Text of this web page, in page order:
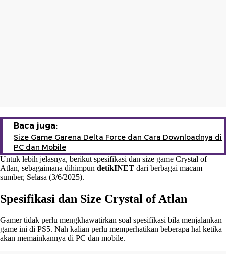
Baca juga:
Size Game Garena Delta Force dan Cara Downloadnya di
PC dan Mobile
Untuk lebih jelasnya, berikut spesifikasi dan size game Crystal of
Atlan, sebagaimana dihimpun detikINET dari berbagai macam
sumber, Selasa (3/6/2025).
Spesifikasi dan Size Crystal of Atlan
Gamer tidak perlu mengkhawatirkan soal spesifikasi bila menjalankan
game ini di PS5. Nah kalian perlu memperhatikan beberapa hal ketika
akan memainkannya di PC dan mobile.